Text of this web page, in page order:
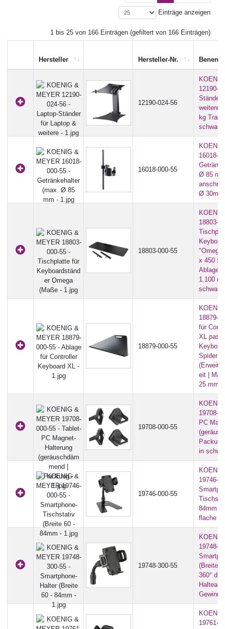
Einträge anzeigen
1 bis 25 von 166 Einträgen (gefiltert von 166 Einträgen)
Hersteller Hersteller-Nr.
12190-024-56
12190-
Ständer
weitere
kg
schwarz
16018-000-55
16018-
Ø 85
Ø
18803-000-55
18803-
x 450 x
1.100
schwarz
18879-000-55
18879-
für
XL
Spider
eit |
25 mm)
19708-000-55
19708-
PC
in
19746-000-55
19746-
84mm |
flache
19748-300-55
19748-
(Breite
360°
19761-